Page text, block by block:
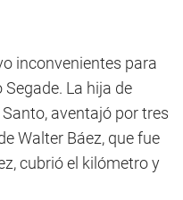
inconvenientes para
La hija de
aventajó por tres
Walter Báez, que fue
cubrió el kilómetro y